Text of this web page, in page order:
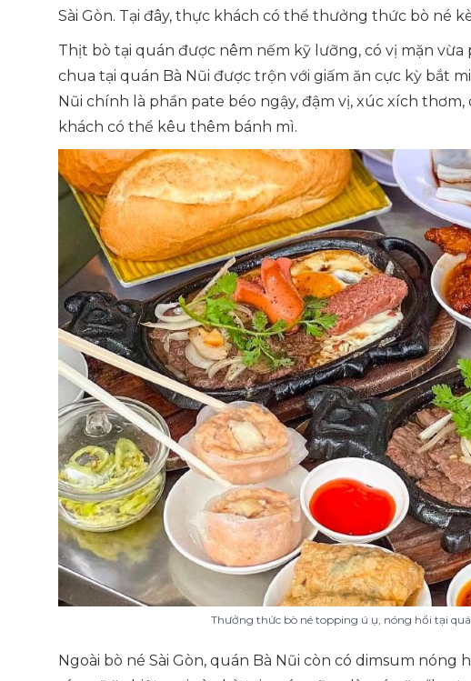
Sài Gòn. Tại đây, thực khách có thể thưởng thức bò né
Thịt bò tại quán được nêm nếm kỹ lưỡng, có vị mặn
chua tại quán Bà Nũi được trộn với giấm ăn cực kỳ bắt
Nũi chính là phần pate béo ngậy, đậm vị, xúc xích
khách có thể kêu thêm bánh mì.
Thưởng thức bò né topping ú ụ, nóng hổi tại
Ngoài bò né Sài Gòn, quán Bà Nũi còn có dimsum nóng